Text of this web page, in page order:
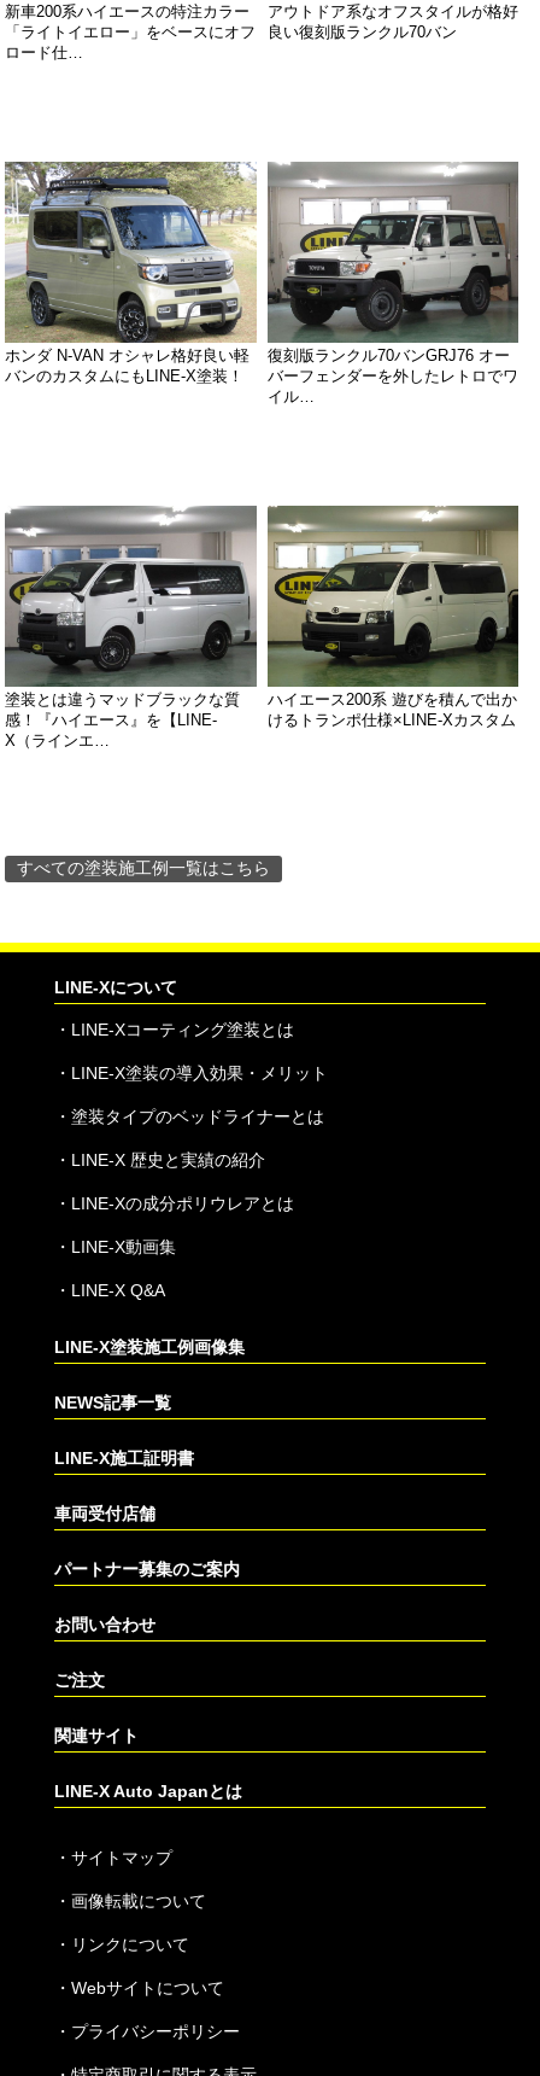
新車200系ハイエースの特注カラー
「ライトイエロー」をベースにオフ
ロード仕…
アウトドア系なオフスタイルが格好
良い復刻版ランクル70バン
ホンダ N-VAN オシャレ格好良い軽
バンのカスタムにもLINE-X塗装！
復刻版ランクル70バンGRJ76 オー
バーフェンダーを外したレトロでワ
イル…
塗装とは違うマッドブラックな質
感！『ハイエース』を【LINE-
X（ラインエ…
ハイエース200系 遊びを積んで出か
けるトランポ仕様×LINE-Xカスタム
すべての塗装施工例一覧はこちら
LINE-Xについて
・ LINE-Xコーティング塗装とは
・ LINE-X塗装の導入効果・メリット
・ 塗装タイプのベッドライナーとは
・ LINE-X 歴史と実績の紹介
・ LINE-Xの成分ポリウレアとは
・ LINE-X動画集
・ LINE-X Q&A
LINE-X塗装施工例画像集
NEWS記事一覧
LINE-X施工証明書
車両受付店舗
パートナー募集のご案内
お問い合わせ
ご注文
関連サイト
LINE-X Auto Japanとは
・ サイトマップ
・ 画像転載について
・ リンクについて
・ Webサイトについて
・ プライバシーポリシー